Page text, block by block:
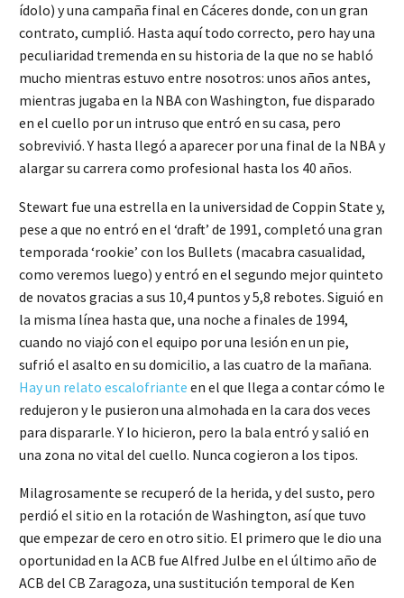
ídolo) y una campaña final en Cáceres donde, con un gran
contrato, cumplió. Hasta aquí todo correcto, pero hay una
peculiaridad tremenda en su historia de la que no se habló
mucho mientras estuvo entre nosotros: unos años antes,
mientras jugaba en la NBA con Washington, fue disparado
en el cuello por un intruso que entró en su casa, pero
sobrevivió. Y hasta llegó a aparecer por una final de la NBA y
alargar su carrera como profesional hasta los 40 años.
Stewart fue una estrella en la universidad de Coppin State y,
pese a que no entró en el ‘draft’ de 1991, completó una gran
temporada ‘rookie’ con los Bullets (macabra casualidad,
como veremos luego) y entró en el segundo mejor quinteto
de novatos gracias a sus 10,4 puntos y 5,8 rebotes. Siguió en
la misma línea hasta que, una noche a finales de 1994,
cuando no viajó con el equipo por una lesión en un pie,
sufrió el asalto en su domicilio, a las cuatro de la mañana.
Hay un relato escalofriante en el que llega a contar cómo le
redujeron y le pusieron una almohada en la cara dos veces
para dispararle. Y lo hicieron, pero la bala entró y salió en
una zona no vital del cuello. Nunca cogieron a los tipos.
Milagrosamente se recuperó de la herida, y del susto, pero
perdió el sitio en la rotación de Washington, así que tuvo
que empezar de cero en otro sitio. El primero que le dio una
oportunidad en la ACB fue Alfred Julbe en el último año de
ACB del CB Zaragoza, una sustitución temporal de Ken